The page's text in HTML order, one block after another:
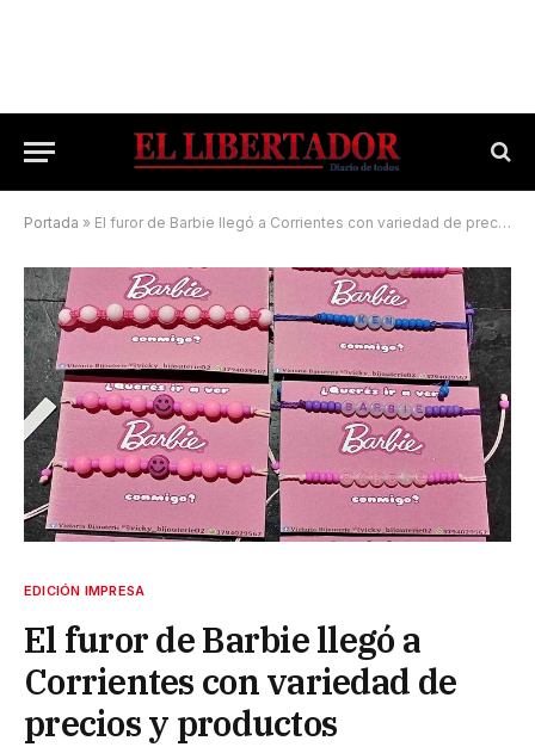
Portada » El furor de Barbie llegó a Corrientes con variedad de precios y productos
EDICIÓN IMPRESA
El furor de Barbie llegó a
Corrientes con variedad de
precios y productos